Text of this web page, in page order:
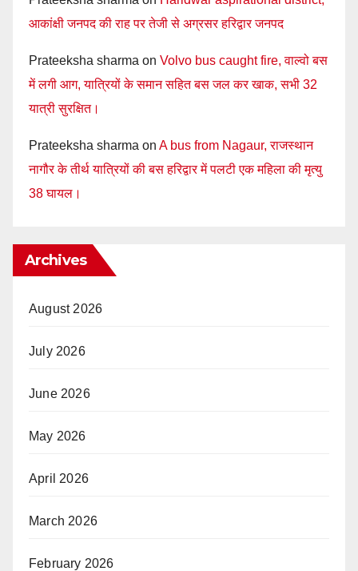
आकांक्षी जनपद की राह पर तेजी से अग्रसर हरिद्वार जनपद
Prateeksha sharma on Volvo bus caught fire, वाल्वो बस
में लगी आग, यात्रियों के समान सहित बस जल कर खाक, सभी 32
यात्री सुरक्षित।
Prateeksha sharma on A bus from Nagaur, राजस्थान
नागौर के तीर्थ यात्रियों की बस हरिद्वार में पलटी एक महिला की मृत्यु
38 घायल।
Archives
August 2026
July 2026
June 2026
May 2026
April 2026
March 2026
February 2026